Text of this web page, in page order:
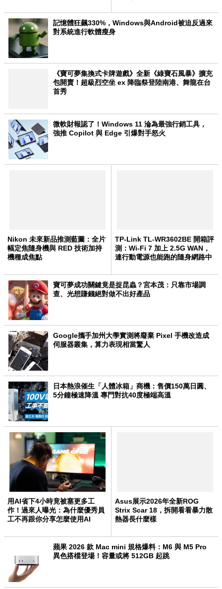
記憶體狂飆330%，Windows與Android被迫反過來
對系統進行軟體瘦身
《寶可夢集換式卡牌遊戲》全新《綠寶石風暴》擴充
包開賣！超級烈空坐 ex 降臨祭登陸南港、舞龍在台
首秀
微軟財報認了！Windows 11 淪為最強行銷工具，
強推 Copilot 與 Edge 引爆對手怒火
Nikon 未來新品推測藍圖：全片
幅定焦隨身機與 RED 技術加持
機種成焦點
TP-Link TL-WR3602BE 開箱評
測：Wi-Fi 7 加上 2.5G WAN，
連行動電源也能跑的隨身網路中
寶可夢成功關鍵竟是捉昆蟲？宮本茂：只靠市場調
查、光想賺錢絕對做不出好產品
Google攜手加州大學實測將廢棄 Pixel 手機改造成
伺服器叢集，算力表現相當驚人
日本熱浪催生「人體冰箱」商機：售價150萬日圓、
5分鐘極速降溫 專門對抗40度極端高溫
用AI省下4小時竟被塞更多工
作！過來人曝光：為什麼優秀員
工不再跟你分享怎麼使用AI
Asus展示2026年全新ROG
Strix Scar 18，拆開看看暴力散
熱器長什麼樣
蘋果 2026 款 Mac mini 規格爆料：M6 與 M5 Pro
異色搭檔登場！容量或將 512GB 起跳